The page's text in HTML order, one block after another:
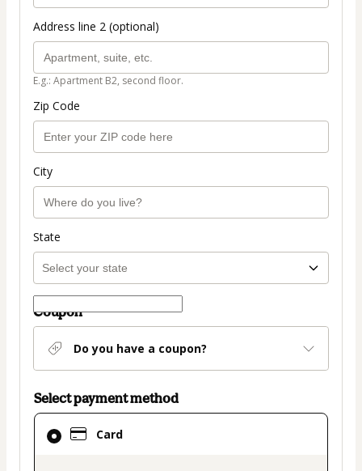
Address line 2 (optional)
E.g.: Apartment B2, second floor.
Zip Code
City
State
Coupon
Do you have a coupon?
Select payment method
Card
Card
selected